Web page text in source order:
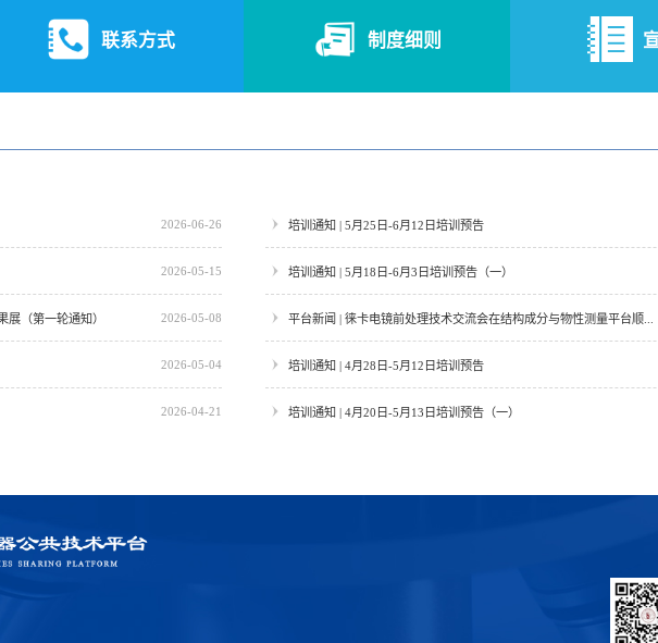
联系方式 制度细则
2026-06-26
2026-05-15
（第一轮通知） 2026-05-08
2026-05-04
2026-04-21
培训通知 | 5月25日-6月12日培训预告
培训通知 | 5月18日-6月3日培训预告（一）
平台新闻 | 徕卡电镜前处理技术交流会在结构成分与物性测量平台顺...
培训通知 | 4月28日-5月12日培训预告
培训通知 | 4月20日-5月13日培训预告（一）